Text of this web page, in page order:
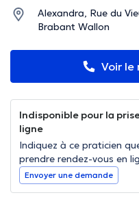
Alexandra, Rue du
Brabant Wallon
Voir le
Indisponible pour la
ligne
Indiquez à ce praticien
prendre rendez-vous en
Envoyer une demande